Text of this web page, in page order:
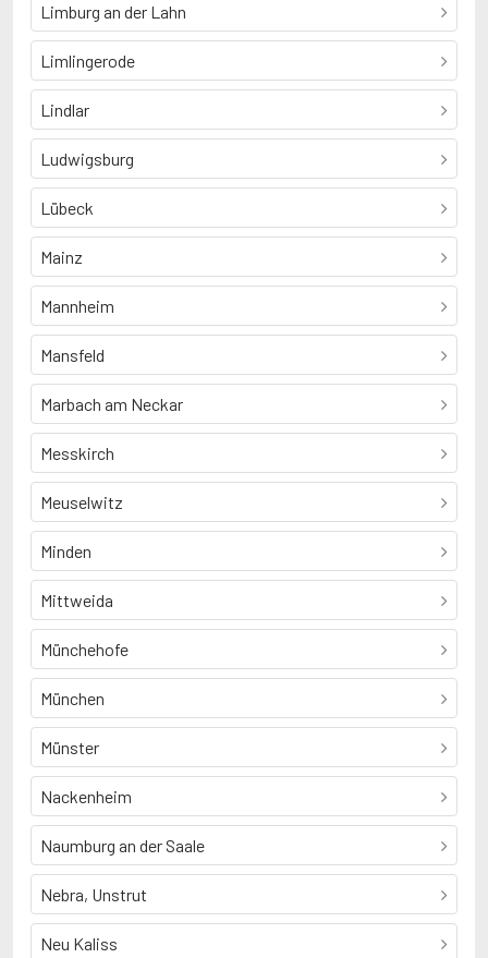
Limburg an der Lahn
Limlingerode
Lindlar
Ludwigsburg
Lübeck
Mainz
Mannheim
Mansfeld
Marbach am Neckar
Messkirch
Meuselwitz
Minden
Mittweida
Münchehofe
München
Münster
Nackenheim
Naumburg an der Saale
Nebra, Unstrut
Neu Kaliss